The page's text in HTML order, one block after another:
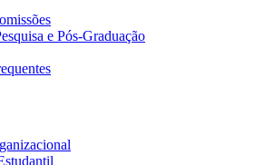
e Pós-Graduação